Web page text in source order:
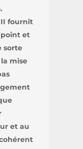
II fournit
point et
sorte
mise
et au